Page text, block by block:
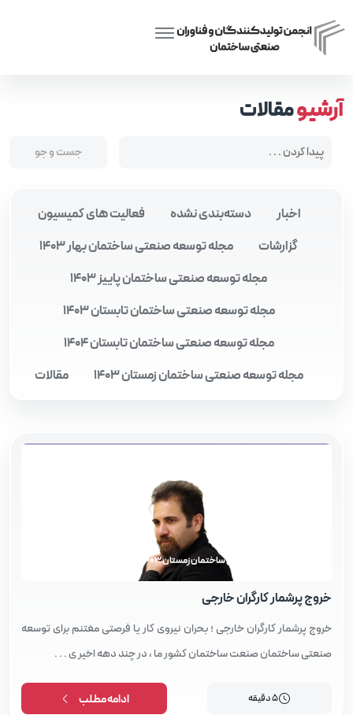
آرشیومقالات
اخبار دسته‌بندی نشده
فعالیت های کمیسیون
گزارشات
مجله توسعه صنعتی ساختمان بهار 1403
مجله توسعه صنعتی ساختمان پاییز 1403
مجله توسعه صنعتی ساختمان تابستان 1403
مجله توسعه صنعتی ساختمان تابستان 1404
مجله توسعه صنعتی ساختمان زمستان 1403
مقالات
مجله توسعه صنعتی ساختمان زمستان 1403
خروج پرشمار کارگران خارجی
خروج پرشمار کارگران خارجی ؛ بحران نیروی کار یا فرصتی مغتنم برای توسعه
صنعتی ساختمان صنعت ساختمان کشور ما ، در چند دهه اخیر ی . . .
5 دقیقه ادامه مطلب